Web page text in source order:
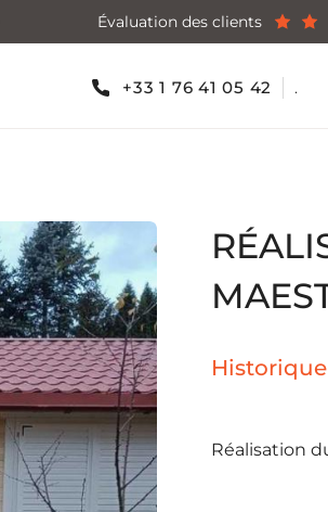
Évaluation des clients
+33 1 76 41 05 42 .
Réalisation